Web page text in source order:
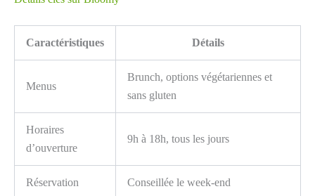
Caractéristiques Détails
Menus
Brunch, options végétariennes et
sans gluten
Horaires
d’ouverture
9h à 18h, tous les jours
Réservation Conseillée le week-end